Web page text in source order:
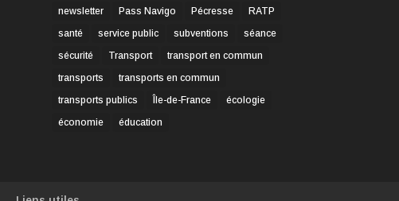
newsletter
Pass Navigo Pécresse
RATP
santé
service public subventions
séance
sécurité
Transport
transport en commun
transports
transports en commun
transports publics
Île-de-France
écologie
économie
éducation